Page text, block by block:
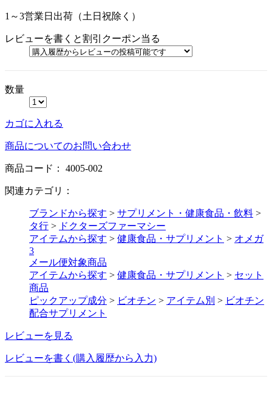
1～3営業日出荷（土日祝除く）
レビューを書くと割引クーポン当る
数量
カゴに入れる
商品についてのお問い合わせ
商品コード： 4005-002
関連カテゴリ：
ブランドから探す > サプリメント・健康食品・飲料 >
タ行 > ドクターズファーマシー
アイテムから探す > 健康食品・サプリメント > オメガ
3
メール便対象商品
アイテムから探す > 健康食品・サプリメント > セット
商品
ピックアップ成分 > ビオチン > アイテム別 > ビオチン
配合サプリメント
レビューを見る
レビューを書く(購入履歴から入力)